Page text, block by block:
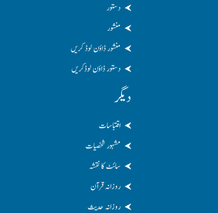
دستور
منشور
منشور ڈاؤن لوڈ کریں
دستور ڈاؤن لوڈکریں
دیگر
اقتباسات
مشہور شخصیات
سائٹ کا نقشہ
روزانہ قرآن
روزانہ حدیث